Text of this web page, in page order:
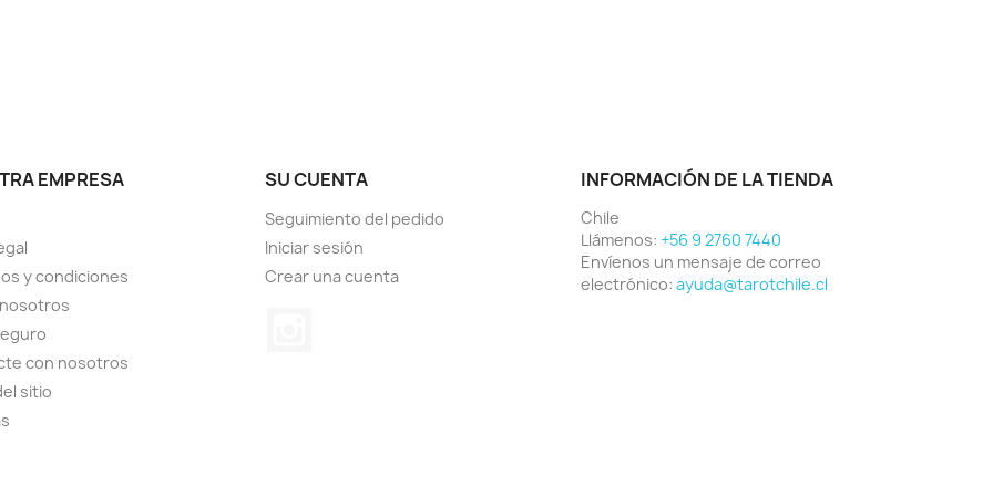
EMPRESA
y condiciones
con nosotros
sitio
SU CUENTA
Seguimiento del pedido
Iniciar sesión
Crear una cuenta
INFORMACIÓN DE LA TIENDA
Chile
Llámenos: +56 9 2760 7440
Envíenos un mensaje de correo
electrónico: ayuda@tarotchile.cl